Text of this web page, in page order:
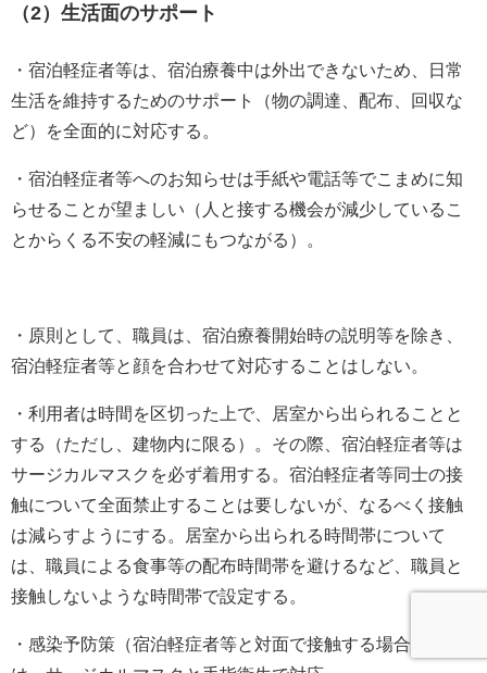
（2）生活面のサポート
・宿泊軽症者等は、宿泊療養中は外出できないため、日常
生活を維持するためのサポート（物の調達、配布、回収な
ど）を全面的に対応する。
・宿泊軽症者等へのお知らせは手紙や電話等でこまめに知
らせることが望ましい（人と接する機会が減少しているこ
とからくる不安の軽減にもつながる）。
・原則として、職員は、宿泊療養開始時の説明等を除き、
宿泊軽症者等と顔を合わせて対応することはしない。
・利用者は時間を区切った上で、居室から出られることと
する（ただし、建物内に限る）。その際、宿泊軽症者等は
サージカルマスクを必ず着用する。宿泊軽症者等同士の接
触について全面禁止することは要しないが、なるべく接触
は減らすようにする。居室から出られる時間帯について
は、職員による食事等の配布時間帯を避けるなど、職員と
接触しないような時間帯で設定する。
・感染予防策（宿泊軽症者等と対面で接触する場合以外）